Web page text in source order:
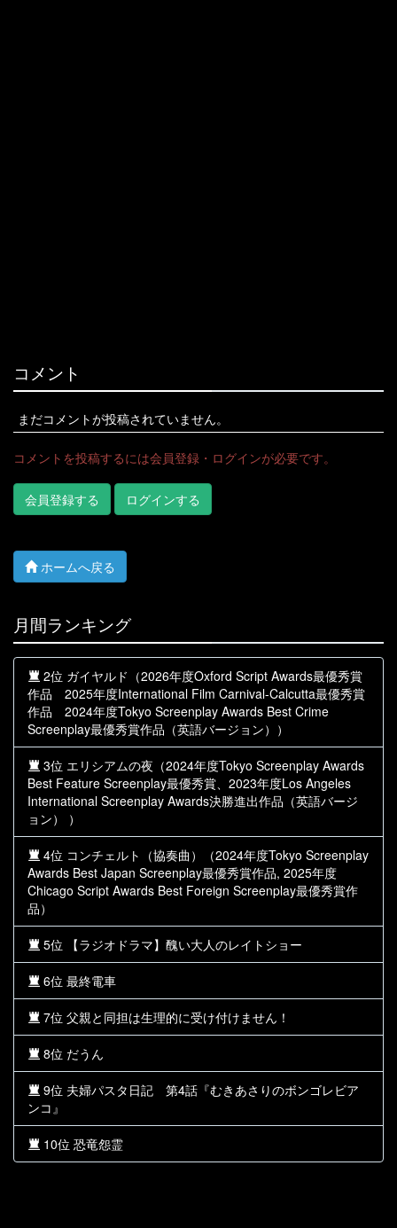
コメント
まだコメントが投稿されていません。
コメントを投稿するには会員登録・ログインが必要です。
会員登録する ログインする
ホームへ戻る
月間ランキング
2位 ガイヤルド（2026年度Oxford Script Awards最優秀賞
作品 2025年度International Film Carnival-Calcutta最優秀賞
作品 2024年度Tokyo Screenplay Awards Best Crime
Screenplay最優秀賞作品（英語バージョン））
3位 エリシアムの夜（2024年度Tokyo Screenplay Awards
Best Feature Screenplay最優秀賞、2023年度Los Angeles
International Screenplay Awards決勝進出作品（英語バージ
ョン） ）
4位 コンチェルト（協奏曲）（2024年度Tokyo Screenplay
Awards Best Japan Screenplay最優秀賞作品, 2025年度
Chicago Script Awards Best Foreign Screenplay最優秀賞作
品）
5位 【ラジオドラマ】醜い大人のレイトショー
6位 最終電車
7位 父親と同担は生理的に受け付けません！
8位 だうん
9位 夫婦パスタ日記 第4話『むきあさりのボンゴレビア
ンコ』
10位 恐竜怨霊